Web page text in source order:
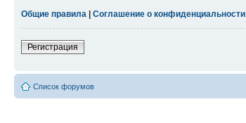
Общие правила | Соглашение о конфиденциальности
Регистрация
Список форумов